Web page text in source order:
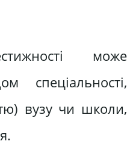
може
спеціальності,
вузу чи школи,